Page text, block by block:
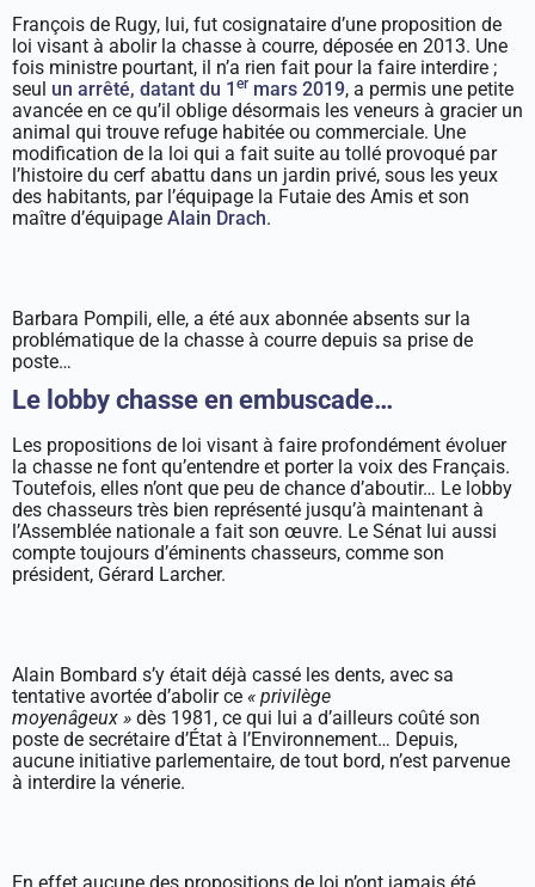
François de Rugy, lui, fut cosignataire d’une proposition de
loi visant à abolir la chasse à courre, déposée en 2013. Une
fois ministre pourtant, il n’a rien fait pour la faire interdire ;
seul un arrêté, datant du 1 er mars 2019, a permis une petite
avancée en ce qu’il oblige désormais les veneurs à gracier un
animal qui trouve refuge habitée ou commerciale. Une
modification de la loi qui a fait suite au tollé provoqué par
l’histoire du cerf abattu dans un jardin privé, sous les yeux
des habitants, par l’équipage la Futaie des Amis et son
maître d’équipage Alain Drach.
Barbara Pompili, elle, a été aux abonnée absents sur la
problématique de la chasse à courre depuis sa prise de
poste…
Le lobby chasse en embuscade…
Les propositions de loi visant à faire profondément évoluer
la chasse ne font qu’entendre et porter la voix des Français.
Toutefois, elles n’ont que peu de chance d’aboutir… Le lobby
des chasseurs très bien représenté jusqu’à maintenant à
l’Assemblée nationale a fait son œuvre. Le Sénat lui aussi
compte toujours d’éminents chasseurs, comme son
président, Gérard Larcher.
Alain Bombard s’y était déjà cassé les dents, avec sa
tentative avortée d’abolir ce « privilège
moyenâgeux » dès 1981, ce qui lui a d’ailleurs coûté son
poste de secrétaire d’État à l’Environnement… Depuis,
aucune initiative parlementaire, de tout bord, n’est parvenue
à interdire la vénerie.